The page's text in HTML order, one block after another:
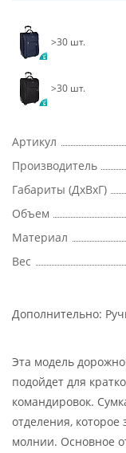
>30 шт.
>30 шт.
Артикул
Производитель
Габариты (ДхВхГ)
Объем
Материал
Вес
Дополнительно:
Эта модель
подойдет для
командировок.
отделения,
молнии. Основное